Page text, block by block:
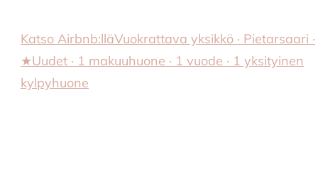
Katso Airbnb:lläVuokrattava yksikkö · Pietarsaari ·
★Uudet · 1 makuuhuone · 1 vuode · 1 yksityinen
kylpyhuone